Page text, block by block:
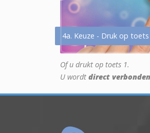
4a. Keuze - Druk op
Of u drukt op toets 1.
U wordt direct